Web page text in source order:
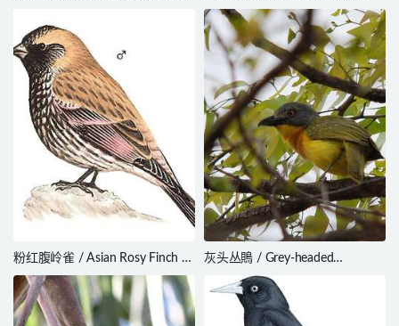
Emberiza tristrami
粉红腹岭雀 / Asian Rosy Finch /
Leucosticte arctoa
灰头丛鵙 / Grey-headed
Bushshrike / Malaconotus
blanchoti